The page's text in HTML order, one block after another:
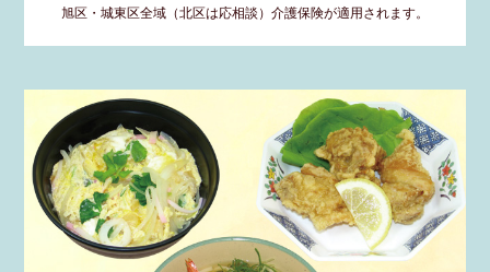
旭区・城東区全域（北区は応相談）介護保険が適用されます。